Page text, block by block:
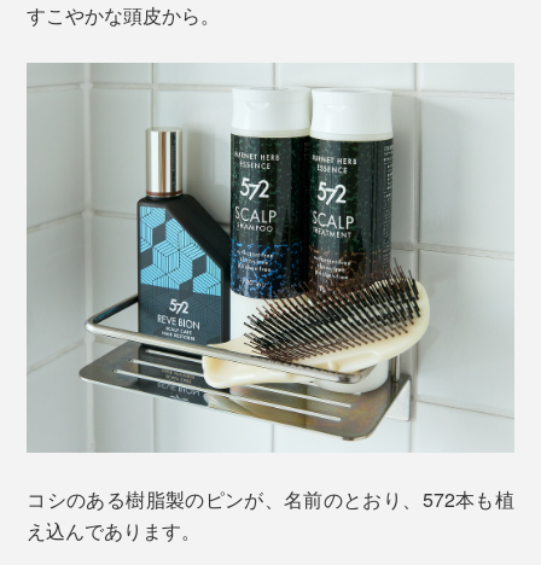
すこやかな頭皮から。
コシのある樹脂製のピンが、名前のとおり、572本も植
え込んであります。